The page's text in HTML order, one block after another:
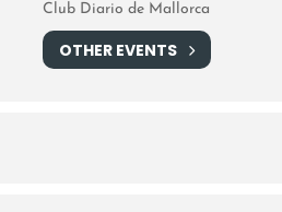
Club Diario de Mallorca
OTHER EVENTS